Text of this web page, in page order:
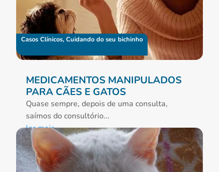
MEDICAMENTOS MANIPULADOS
PARA CÃES E GATOS
Casos Clínicos, Cuidando do seu bichinho
Quase sempre, depois de uma consulta,
saímos do consultório...
ler mais